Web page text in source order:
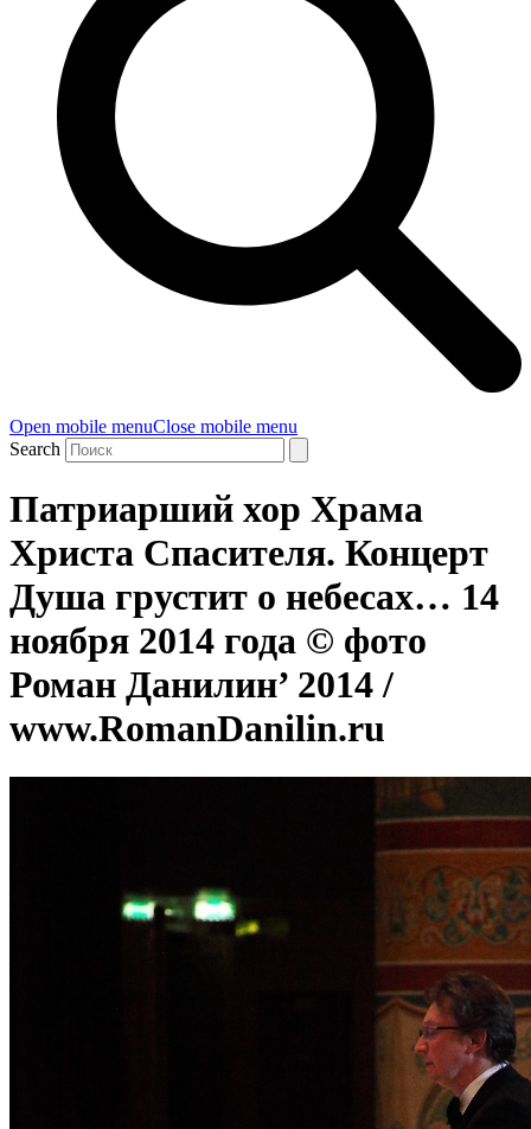
Open mobile menuClose mobile menu
Search
Патриарший хор Храма
Христа Спасителя. Концерт
Душа грустит о небесах… 14
ноября 2014 года © фото
Роман Данилин’ 2014 /
www.RomanDanilin.ru